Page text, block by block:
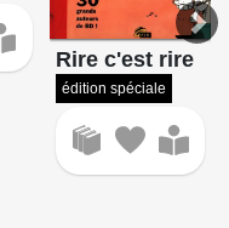
Rire c'est rire
édition spéciale